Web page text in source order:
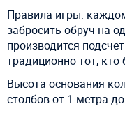
Правила игры:
забросить обруч на
производится
традиционно тот,
Высота основания
столбов от 1 метра